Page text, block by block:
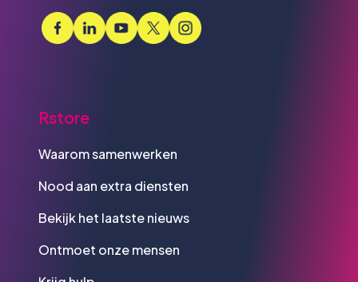
Rstore
Waarom samenwerken
Nood aan extra diensten
Bekijk het laatste nieuws
Ontmoet onze mensen